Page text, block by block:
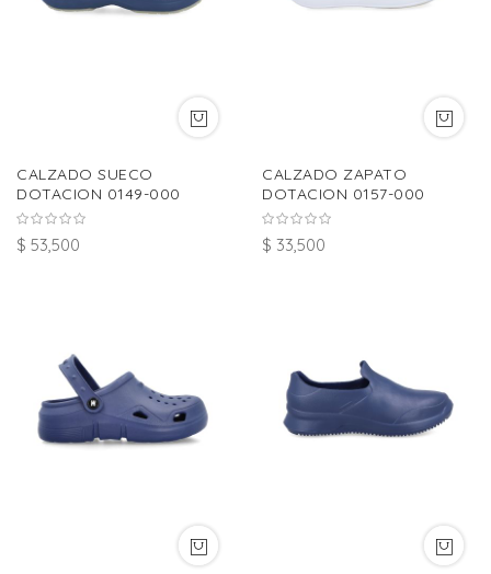
CALZADO SUECO
DOTACION 0149-000
$ 53,500
CALZADO ZAPATO
DOTACION 0157-000
$ 33,500